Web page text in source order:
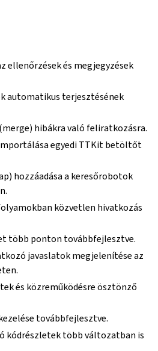
ellenőrzések és megjegyzések
automatikus terjesztésének
hibákra való feliratkozásra.
egyedi TTKit betöltőt
hozzáadása a keresőrobotok
közvetlen hivatkozás
több ponton továbbfejlesztve.
javaslatok megjelenítése az
és közreműködésre ösztönző
továbbfejlesztve.
kódrészletek több változatban is